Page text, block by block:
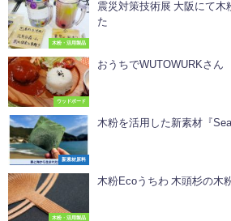
木粉・活用製品
震災対策技術展 大阪にて木
た
ウッドボード
おうちでWUTOWURKさん
新素材原料
木粉を活用した新素材『
木粉・活用製品
木粉Ecoうちわ 木